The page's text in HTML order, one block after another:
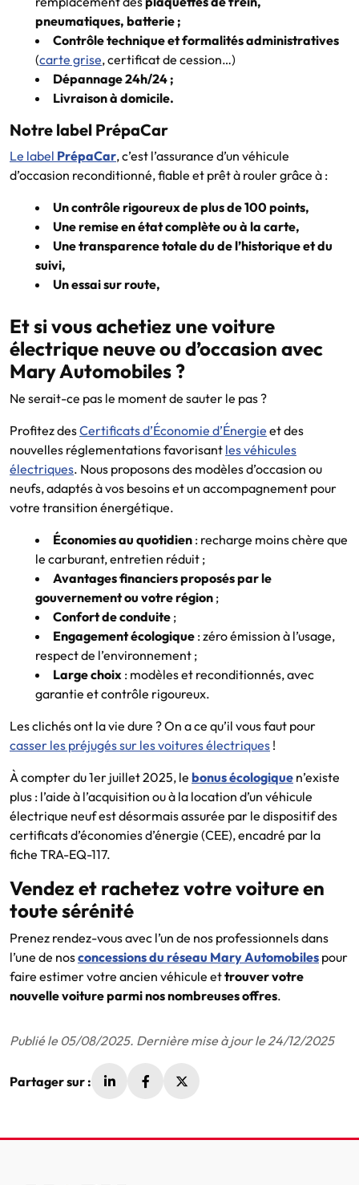
pneumatiques, batterie ;
Contrôle technique et formalités administratives
(carte grise, certificat de cession…)
Dépannage 24h/24 ;
Livraison à domicile.
Notre label PrépaCar
Le label PrépaCar, c’est l’assurance d’un véhicule
d’occasion reconditionné, fiable et prêt à rouler grâce à :
Un contrôle rigoureux de plus de 100 points,
Une remise en état complète ou à la carte,
Une transparence totale du de l’historique et du
suivi,
Un essai sur route,
Et si vous achetiez une voiture
électrique neuve ou d’occasion avec
Mary Automobiles ?
Ne serait-ce pas le moment de sauter le pas ?
Profitez desCertificats d’Économie d’Énergie et des
nouvelles réglementations favorisant les véhicules
électriques. Nous proposons des modèles d’occasion ou
neufs, adaptés à vos besoins et un accompagnement pour
votre transition énergétique.
Économies au quotidien : recharge moins chère que
le carburant, entretien réduit ;
Avantages financiers proposés par le
gouvernement ou votre région ;
Confort de conduite ;
Engagement écologique : zéro émission à l’usage,
respect de l’environnement ;
Large choix : modèles et reconditionnés, avec
garantie et contrôle rigoureux.
Les clichés ont la vie dure ? On a ce qu’il vous faut pour
casser les préjugés sur les voitures électriques !
À compter du 1er juillet 2025, le bonus écologique n’existe
plus : l’aide à l’acquisition ou à la location d’un véhicule
électrique neuf est désormais assurée par le dispositif des
certificats d’économies d’énergie (CEE), encadré par la
fiche TRA-EQ-117.
Vendez et rachetez votre voiture en
toute sérénité
Prenez rendez-vous avec l’un de nos professionnels dans
l’une de nosconcessions du réseau Mary Automobiles pour
faire estimer votre ancien véhicule ettrouver votre
nouvelle voiture parmi nos nombreuses offres.
Publié le 05/08/2025. Dernière mise à jour le 24/12/2025
Partager sur :